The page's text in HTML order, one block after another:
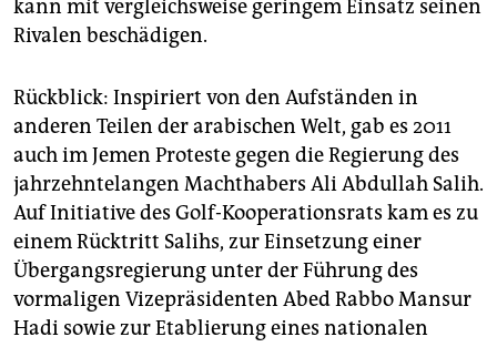
kann mit vergleichsweise geringem Einsatz seinen
Rivalen beschädigen.
Rückblick: Inspiriert von den Aufständen in
anderen Teilen der arabischen Welt, gab es 2011
auch im Jemen Proteste gegen die Regierung des
jahrzehntelangen Machthabers Ali Abdullah Salih.
Auf Initiative des Golf-Kooperationsrats kam es zu
einem Rücktritt Salihs, zur Einsetzung einer
Übergangsregierung unter der Führung des
vormaligen Vizepräsidenten Abed Rabbo Mansur
Hadi sowie zur Etablierung eines nationalen